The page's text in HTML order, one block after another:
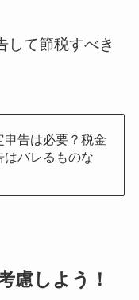
して節税すべき
申告は必要？税金
はバレるものな
慮しよう！